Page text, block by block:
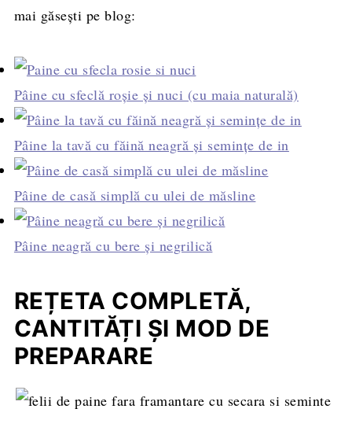
mai găsești pe blog:
Pâine cu sfeclă roșie și nuci (cu maia naturală)
Pâine la tavă cu făină neagră şi seminţe de in
Pâine de casă simplă cu ulei de măsline
Pâine neagră cu bere şi negrilică
REȚETA COMPLETĂ,
CANTITĂȚI ȘI MOD DE
PREPARARE